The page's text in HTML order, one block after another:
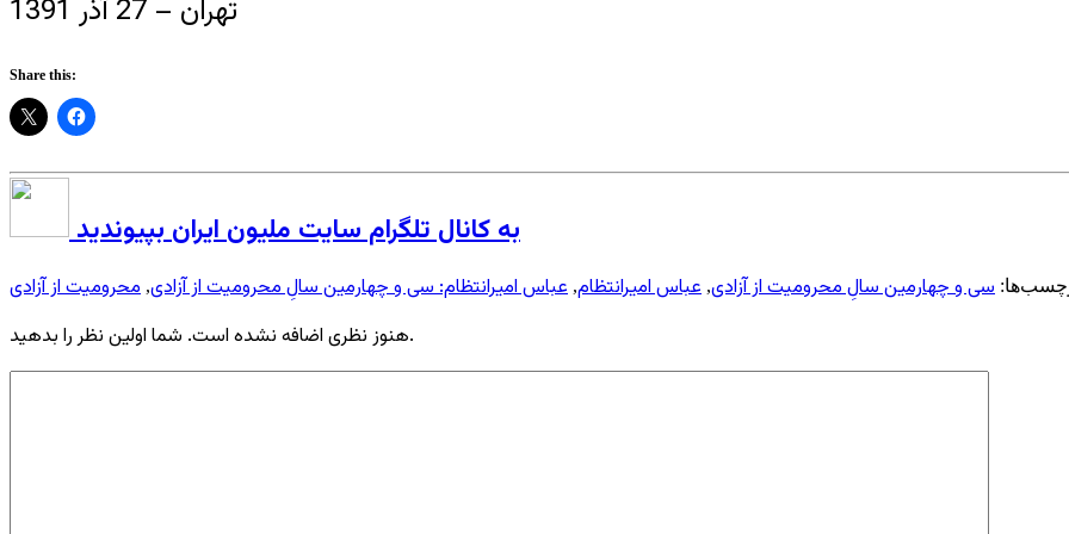
تهران – 27 آذر 1391
Share this:
به کانال تلگرام سایت ملیون ایران بپیوندید
سی و چهارمین سالِ محرومیت از آزادی, عباس امیرانتظام, عباس امیرانتظام: سی و چهارمین سالِ محرومیت از آزادی, محرومیت از آزادی
هنوز نظری اضافه نشده است. شما اولین نظر را بدهید.